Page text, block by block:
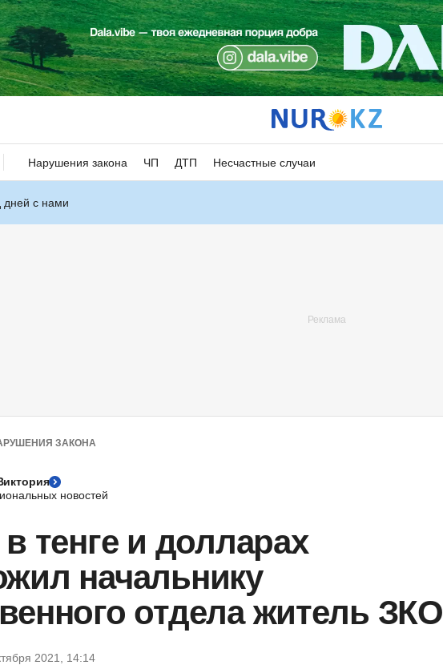
Нарушения закона ЧП ДТП Несчастные случаи
дней с нами
ЗАКОНА
новостей
в тенге и долларах
начальнику
отдела житель ЗКО
2021, 14:14